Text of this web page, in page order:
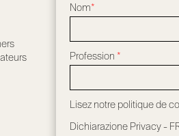
Nom*
Profession *
Lisez notre politique de
Dichiarazione Privacy -